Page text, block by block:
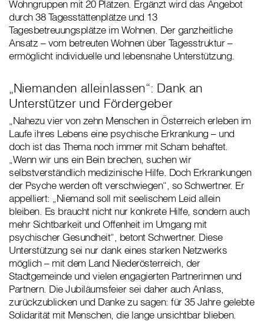
Wohngruppen mit 20 Plätzen. Ergänzt wird das Angebot
durch 38 Tagesstättenplätze und 13
Tagesbetreuungsplätze im Wohnen. Der ganzheitliche
Ansatz – vom betreuten Wohnen über Tagesstruktur –
ermöglicht individuelle und lebensnahe Unterstützung.
„Niemanden alleinlassen“: Dank an
Unterstützer und Fördergeber
„Nahezu vier von zehn Menschen in Österreich erleben im
Laufe ihres Lebens eine psychische Erkrankung – und
doch ist das Thema noch immer mit Scham behaftet.
„Wenn wir uns ein Bein brechen, suchen wir
selbstverständlich medizinische Hilfe. Doch Erkrankungen
der Psyche werden oft verschwiegen“, so Schwertner. Er
appelliert: „Niemand soll mit seelischem Leid allein
bleiben. Es braucht nicht nur konkrete Hilfe, sondern auch
mehr Sichtbarkeit und Offenheit im Umgang mit
psychischer Gesundheit“, betont Schwertner. Diese
Unterstützung sei nur dank eines starken Netzwerks
möglich – mit dem Land Niederösterreich, der
Stadtgemeinde und vielen engagierten Partnerinnen und
Partnern. Die Jubiläumsfeier sei daher auch Anlass,
zurückzublicken und Danke zu sagen: für 35 Jahre gelebte
Solidarität mit Menschen, die lange unsichtbar blieben.